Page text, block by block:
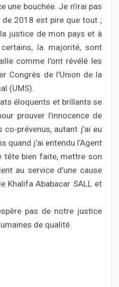
une bouchée. Je n’irai pas
de 2018 est pire que tout ;
justice de mon pays et à
la majorité, sont
comme l’ont révélé les
Congrès de l’Union de la
(UMS).
éloquents et brillants se
prouver l’innocence de
prévenus, autant j’ai eu
quand j’ai entendu l’Agent
tête bien faite, mettre son
au service d’une cause
Khalifa Ababacar SALL et
pas de notre justice
de qualité.